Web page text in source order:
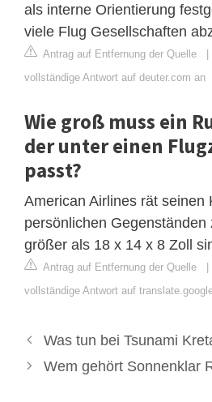
als interne Orientierung
viele Flug Gesellschaften
Antrag auf Entfernung der Quelle |
vollständige Antwort auf deuter.com an
Wie groß muss ein
der unter einen
passt?
American Airlines rät seinen
persönlichen
größer als 18 x 14 x 8 Zoll
Antrag auf Entfernung der Quelle |
vollständige Antwort auf
Was tun bei Tsunami
Wem gehört Sonnenklar